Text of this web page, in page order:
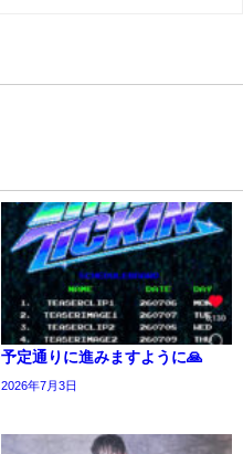
予定通りに進みますように🙏
2026年7月3日